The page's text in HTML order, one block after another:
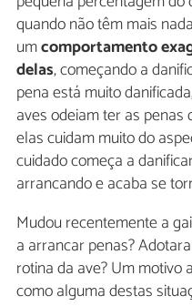
quando não têm mais
umcomportamento
delas, começando a
pena está muito
aves odeiam ter as
elas cuidam muito do
cuidado começa a
arrancando e acaba se
Mudou recentemente a
a arrancar penas?
rotina da ave? Um motivo
como alguma destas